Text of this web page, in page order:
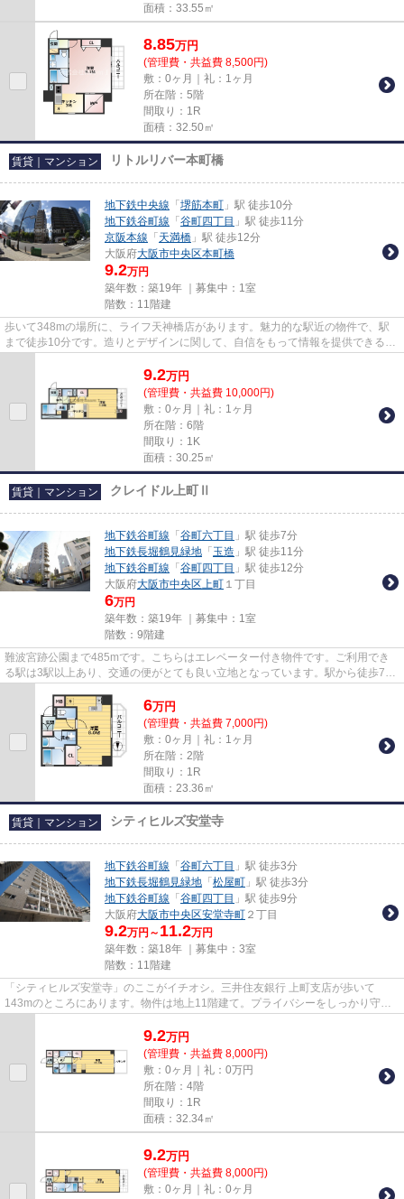
面積：33.55㎡
8.85万円
(管理費・共益費 8,500円)
敷：0ヶ月｜礼：1ヶ月
所在階：5階
間取り：1R
面積：32.50㎡
賃貸｜マンション リトルリバー本町橋
地下鉄中央線 「 堺筋本町 」駅 徒歩10分
地下鉄谷町線 「 谷町四丁目 」駅 徒歩11分
京阪本線 「 天満橋 」駅 徒歩12分
大阪府大阪市中央区本町橋
9.2万円
築年数：築19年 ｜募集中： 1室
階数：11階建
歩いて348mの場所に、ライフ天神橋店があります。魅力的な駅近の物件で、駅
まで徒歩10分です。造りとデザインに関して、自信をもって情報を提供できるマ
9.2万円
(管理費・共益費 10,000円)
敷：0ヶ月｜礼：1ヶ月
所在階：6階
間取り：1K
面積：30.25㎡
賃貸｜マンション クレイドル上町Ⅱ
地下鉄谷町線 「 谷町六丁目 」駅 徒歩7分
地下鉄長堀鶴見緑地 「 玉造 」駅 徒歩11分
地下鉄谷町線 「 谷町四丁目 」駅 徒歩12分
大阪府大阪市中央区上町 １丁目
6万円
築年数：築19年 ｜募集中： 1室
階数：9階建
難波宮跡公園まで485mです。こちらはエレベーター付き物件です。ご利用でき
る駅は3駅以上あり、交通の便がとても良い立地となっています。駅から徒歩7分
6万円
(管理費・共益費 7,000円)
敷：0ヶ月｜礼：1ヶ月
所在階：2階
間取り：1R
面積：23.36㎡
賃貸｜マンション シティヒルズ安堂寺
地下鉄谷町線 「 谷町六丁目 」駅 徒歩3分
地下鉄長堀鶴見緑地 「 松屋町 」駅 徒歩3分
地下鉄谷町線 「 谷町四丁目 」駅 徒歩9分
大阪府大阪市中央区安堂寺町 ２丁目
9.2万円～ 11.2万円
築年数：築18年 ｜募集中： 3室
階数：11階建
「シティヒルズ安堂寺」のここがイチオシ。三井住友銀行 上町支店が歩いて
143mのところにあります。物件は地上11階建て。プライバシーをしっかり守れ
9.2万円
(管理費・共益費 8,000円)
敷：0ヶ月｜礼：0万円
所在階：4階
間取り：1R
面積：32.34㎡
9.2万円
(管理費・共益費 8,000円)
敷：0ヶ月｜礼：0ヶ月